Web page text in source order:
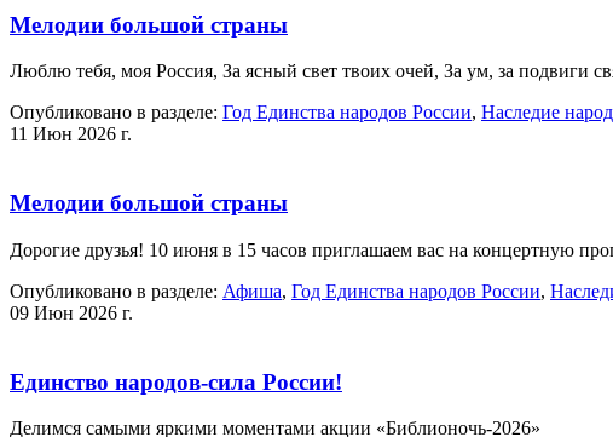
Мелодии большой страны
Люблю тебя, моя Россия, За ясный свет твоих очей, За ум, за подвиги
Опубликовано в разделе: Год Единства народов России, Наследие
11 Июн 2026 г.
Мелодии большой страны
Дорогие друзья! 10 июня в 15 часов приглашаем вас на концертную
Опубликовано в разделе: Афиша, Год Единства народов России,
09 Июн 2026 г.
Единство народов-сила России!
Делимся самыми яркими моментами акции «Библионочь-2026»